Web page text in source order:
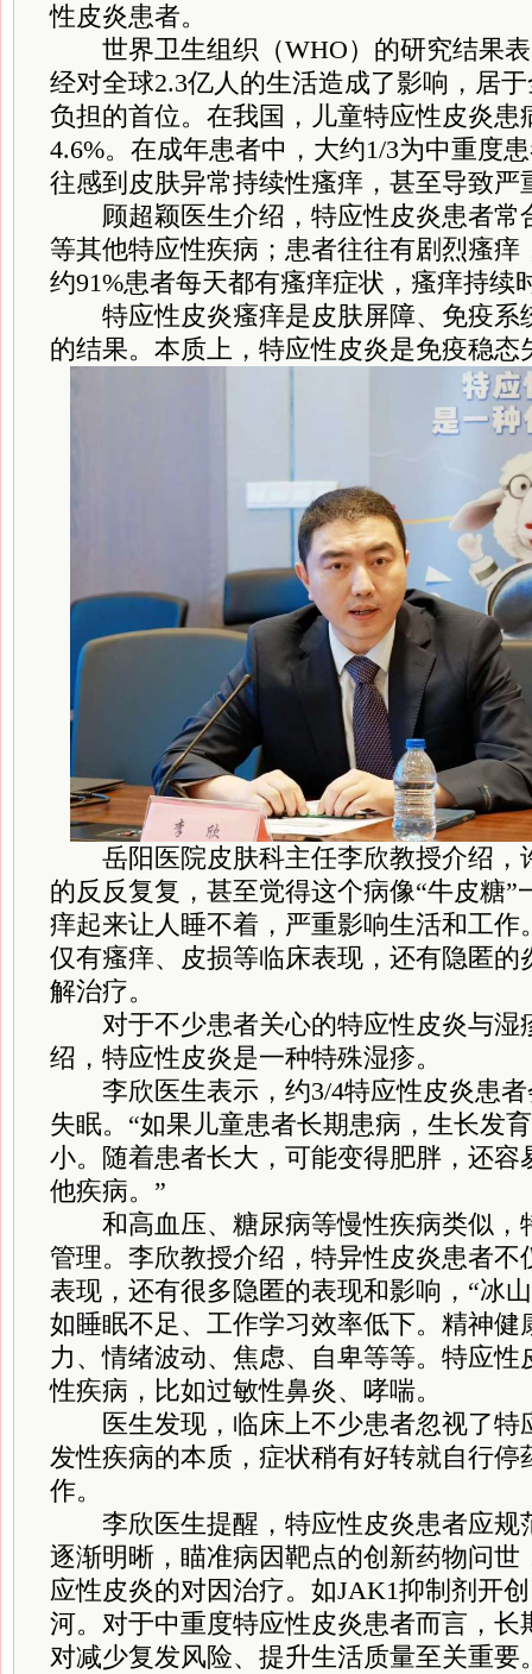
性皮炎患者。
世界卫生组织（WHO）的研究结果表
经对全球2.3亿人的生活造成了影响，居
负担的首位。在我国，儿童特应性皮炎患
4.6%。在成年患者中，大约1/3为中重度
往感到皮肤异常持续性瘙痒，甚至导致严
顾超颖医生介绍，特应性皮炎患者常
等其他特应性疾病；患者往往有剧烈瘙痒
约91%患者每天都有瘙痒症状，瘙痒持续
特应性皮炎瘙痒是皮肤屏障、免疫系
的结果。本质上，特应性皮炎是免疫稳态
岳阳医院皮肤科主任李欣教授介绍，
的反反复复，甚至觉得这个病像“牛皮糖”
痒起来让人睡不着，严重影响生活和工作
仅有瘙痒、皮损等临床表现，还有隐匿的
解治疗。
对于不少患者关心的特应性皮炎与湿
绍，特应性皮炎是一种特殊湿疹。
李欣医生表示，约3/4特应性皮炎患者
失眠。“如果儿童患者长期患病，生长发
小。随着患者长大，可能变得肥胖，还容
他疾病。”
和高血压、糖尿病等慢性疾病类似，
管理。李欣教授介绍，特异性皮炎患者不
表现，还有很多隐匿的表现和影响，“冰
如睡眠不足、工作学习效率低下。精神健
力、情绪波动、焦虑、自卑等等。特应
性疾病，比如过敏性鼻炎、哮喘。
医生发现，临床上不少患者忽视了特
发性疾病的本质，症状稍有好转就自行停
作。
李欣医生提醒，特应性皮炎患者应规
逐渐明晰，瞄准病因靶点的创新药物问世
应性皮炎的对因治疗。如JAK1抑制剂开
河。对于中重度特应性皮炎患者而言，长
对减少复发风险、提升生活质量至关重要